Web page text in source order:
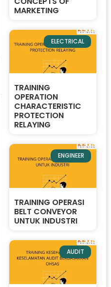
MARKETING
ELECTRICAL
TRAINING
OPERATION
CHARACTERISTIC
PROTECTION
RELAYING
ENGINEER
TRAINING OPERASI
BELT CONVEYOR
UNTUK INDUSTRI
AUDIT